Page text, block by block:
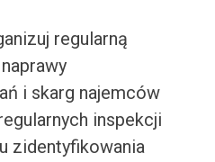
regularną
i skarg najemców
inspekcji
zidentyfikowania